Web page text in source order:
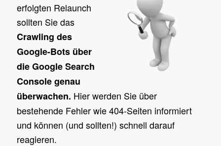
erfolgten Relaunch
sollten Sie das
Crawling des
Google-Bots über
die Google Search
Console genau
überwachen. Hier werden Sie über
bestehende Fehler wie 404-Seiten informiert
und können (und sollten!) schnell darauf
reagieren.